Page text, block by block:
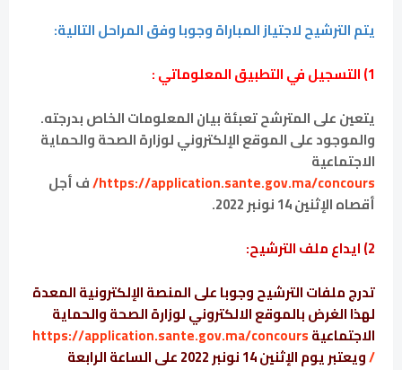
يتم الترشيح لاجتياز المباراة وجوبا وفق المراحل التالية:
1) التسجيل في التطبيق المعلوماتي :
يتعين على المترشح تعبئة بيان المعلومات الخاص بدرجته.
والموجود على الموقع الإلكتروني لوزارة الصحة والحماية
الاجتماعية
https://application.sante.gov.ma/concours/ ف أجل
أقصاه الإثنين 14 نونبر 2022.
2) ايداع ملف الترشيح:
تدرج ملفات الترشيح وجوبا على المنصة الإلكترونية المعدة
لهذا الغرض بالموقع الالكتروني لوزارة الصحة والحماية
الاجتماعيةhttps://application.sante.gov.ma/concours
/
ويعتبر يوم الإثنين 14 نونبر 2022 على الساعة الرابعة